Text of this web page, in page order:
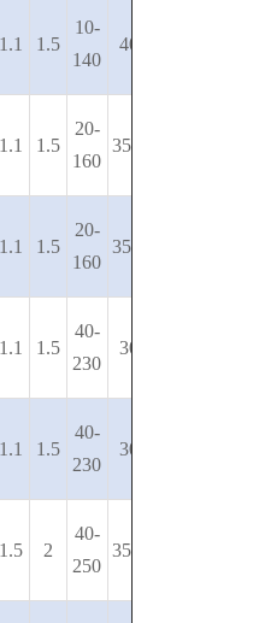
1.1 1.5
10-
140
40-20
1.1 1.5
20-
160
35.5-19
1.1 1.5
20-
160
35.5-19
1.1 1.5
40-
230
30-13
1.1 1.5
40-
230
30-13
1.5 2
40-
250
35-15.5